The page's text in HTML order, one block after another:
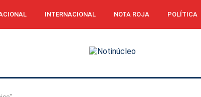
INTERNACIONAL NOTA ROJA POLÍTICA